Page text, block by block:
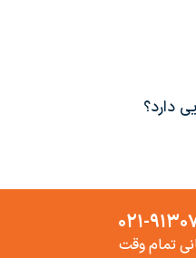
دارد؟
تمام وقت